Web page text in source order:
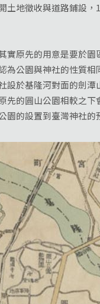
土地徵收與道路鋪設
原先的用意是要於園
為公園與神社的性質
設於基隆河對面的劍
先的圓山公園相較之
園的設置到臺灣神社